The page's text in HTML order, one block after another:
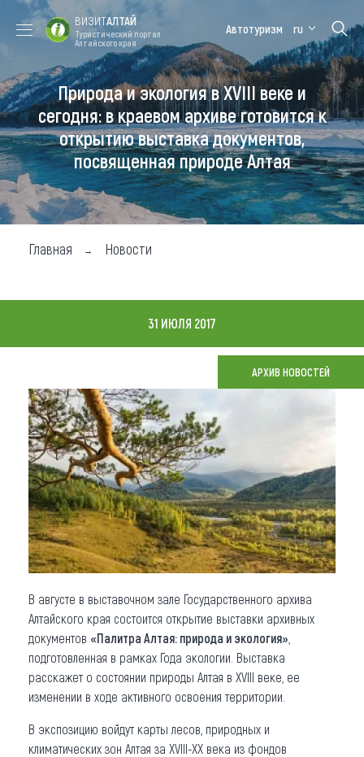
Форум VISIT
ALTAI
Цветение
маральника
Медицинский
форум
Алтайская
зимовка
Туры
Где побывать
Чем заняться
Где остановиться
Что привезти (сувениры)
О регионе
Коллекция впечатлений
Другие рубрики
ВИЗИТАЛТАЙ
Туристический портал
Алтайского края
Автотуризм ru
Природа и экология в XVIII веке и
сегодня: в краевом архиве готовится к
открытию выставка документов,
посвященная природе Алтая
Главная Новости
31 ИЮЛЯ 2017
АРХИВ НОВОСТЕЙ
В августе в выставочном зале Государственного архива
Алтайского края состоится открытие выставки архивных
документов «Палитра Алтая: природа и экология»
подготовленная в рамках Года экологии. Выставка
расскажет о состоянии природы Алтая в XVIII веке, ее
изменении в ходе активного освоения территории.
В экспозицию войдут карты лесов, природных и
климатических зон Алтая за XVIII-XX века из фондов